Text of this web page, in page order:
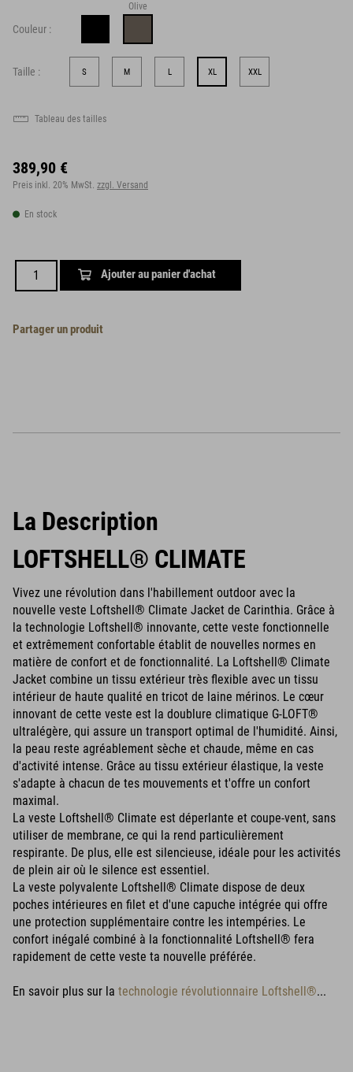
Couleur :
Olive
Taille : S M L XL XXL
Tableau des tailles
389,90 €
Preis inkl. 20% MwSt. zzgl. Versand
En stock
Ajouter au panier d'achat
Partager un produit
La Description
LOFTSHELL® CLIMATE
Vivez une révolution dans l'habillement outdoor avec la
nouvelle veste Loftshell® Climate Jacket de Carinthia. Grâce à
la technologie Loftshell® innovante, cette veste fonctionnelle
et extrêmement confortable établit de nouvelles normes en
matière de confort et de fonctionnalité. La Loftshell® Climate
Jacket combine un tissu extérieur très flexible avec un tissu
intérieur de haute qualité en tricot de laine mérinos. Le cœur
innovant de cette veste est la doublure climatique G-LOFT®
ultralégère, qui assure un transport optimal de l'humidité. Ainsi,
la peau reste agréablement sèche et chaude, même en cas
d'activité intense. Grâce au tissu extérieur élastique, la veste
s'adapte à chacun de tes mouvements et t'offre un confort
maximal.
La veste Loftshell® Climate est déperlante et coupe-vent, sans
utiliser de membrane, ce qui la rend particulièrement
respirante. De plus, elle est silencieuse, idéale pour les activités
de plein air où le silence est essentiel.
La veste polyvalente Loftshell® Climate dispose de deux
poches intérieures en filet et d'une capuche intégrée qui offre
une protection supplémentaire contre les intempéries. Le
confort inégalé combiné à la fonctionnalité Loftshell® fera
rapidement de cette veste ta nouvelle préférée.
En savoir plus sur la technologie révolutionnaire Loftshell®...